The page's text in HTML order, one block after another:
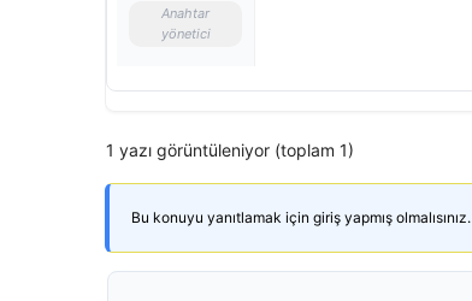
Anahtar
yönetici
1 yazı görüntüleniyor (toplam 1)
Bu konuyu yanıtlamak için giriş yapmış olmalısınız.